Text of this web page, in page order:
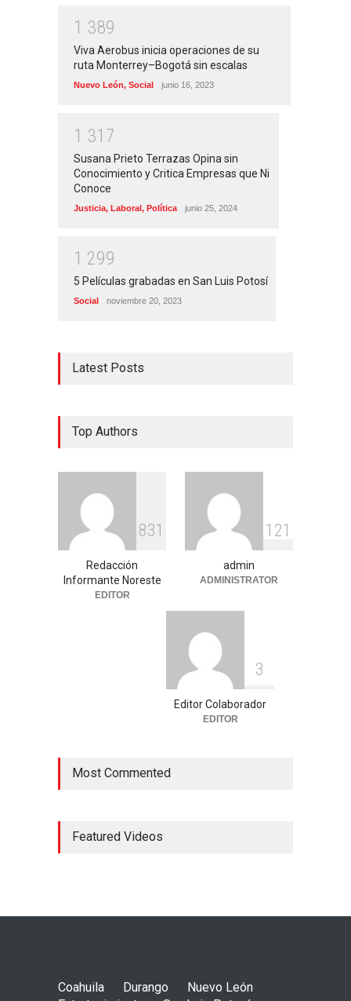
1 389
Viva Aerobus inicia operaciones de su
ruta Monterrey–Bogotá sin escalas
Nuevo León, Social junio 16, 2023
1 31 7
Susana Prieto Terrazas Opina sin
Conocimiento y Critica Empresas que Ni
Conoce
Justicia, Laboral, Política junio 25, 2024
1 299
5 Películas grabadas en San Luis Potosí
Social noviembre 20, 2023
Latest Posts
Top Authors
831
Redacción
Informante Noreste
EDITOR
1 21
admin
ADMINISTRATOR
3
Editor Colaborador
EDITOR
Most Commented
Featured Videos
Coahuila Durango
Nuevo León